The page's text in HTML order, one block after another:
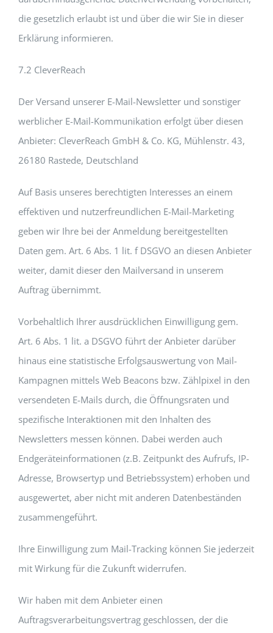
die gesetzlich erlaubt ist und über die wir Sie in dieser
Erklärung informieren.
7.2 CleverReach
Der Versand unserer E-Mail-Newsletter und sonstiger
werblicher E-Mail-Kommunikation erfolgt über diesen
Anbieter: CleverReach GmbH & Co. KG, Mühlenstr. 43,
26180 Rastede, Deutschland
Auf Basis unseres berechtigten Interesses an einem
effektiven und nutzerfreundlichen E-Mail-Marketing
geben wir Ihre bei der Anmeldung bereitgestellten
Daten gem. Art. 6 Abs. 1 lit. f DSGVO an diesen Anbieter
weiter, damit dieser den Mailversand in unserem
Auftrag übernimmt.
Vorbehaltlich Ihrer ausdrücklichen Einwilligung gem.
Art. 6 Abs. 1 lit. a DSGVO führt der Anbieter darüber
hinaus eine statistische Erfolgsauswertung von Mail-
Kampagnen mittels Web Beacons bzw. Zählpixel in den
versendeten E-Mails durch, die Öffnungsraten und
spezifische Interaktionen mit den Inhalten des
Newsletters messen können. Dabei werden auch
Endgeräteinformationen (z.B. Zeitpunkt des Aufrufs, IP-
Adresse, Browsertyp und Betriebssystem) erhoben und
ausgewertet, aber nicht mit anderen Datenbeständen
zusammengeführt.
Ihre Einwilligung zum Mail-Tracking können Sie jederzeit
mit Wirkung für die Zukunft widerrufen.
Wir haben mit dem Anbieter einen
Auftragsverarbeitungsvertrag geschlossen, der die